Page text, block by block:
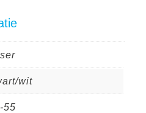
wit
55